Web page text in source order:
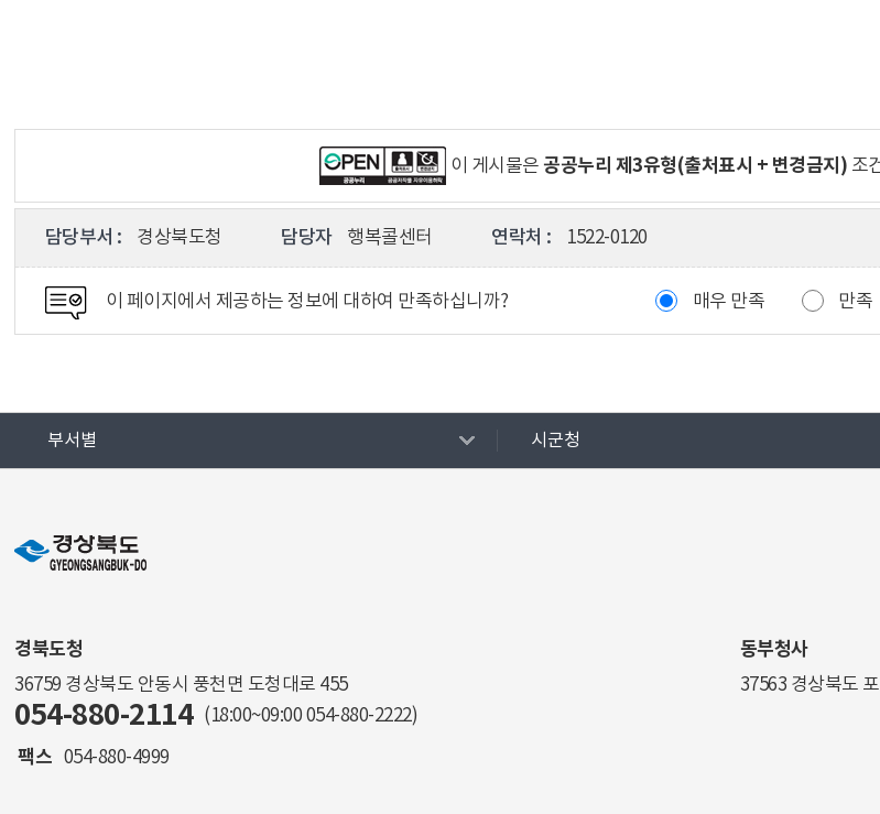
이 게시물은 공공누리 제3유형(출처표시 + 변경금지) 조
담당부서 : 경상북도청 담당자 행복콜센터 연락처 : 1522-0120
이 페이지에서 제공하는 정보에 대하여 만족하십니까? 매우 만족 만족
부서별 시군청
경북도청
36759 경상북도 안동시 풍천면 도청대로 455
054-880-2114 (18:00~09:00 054-880-2222)
팩스 054-880-4999
동부청사
37563 경상북도